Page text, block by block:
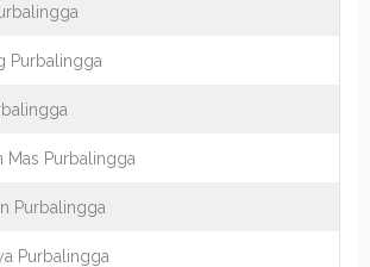
Purbalingga
Mas Purbalingga
Purbalingga
Purbalingga